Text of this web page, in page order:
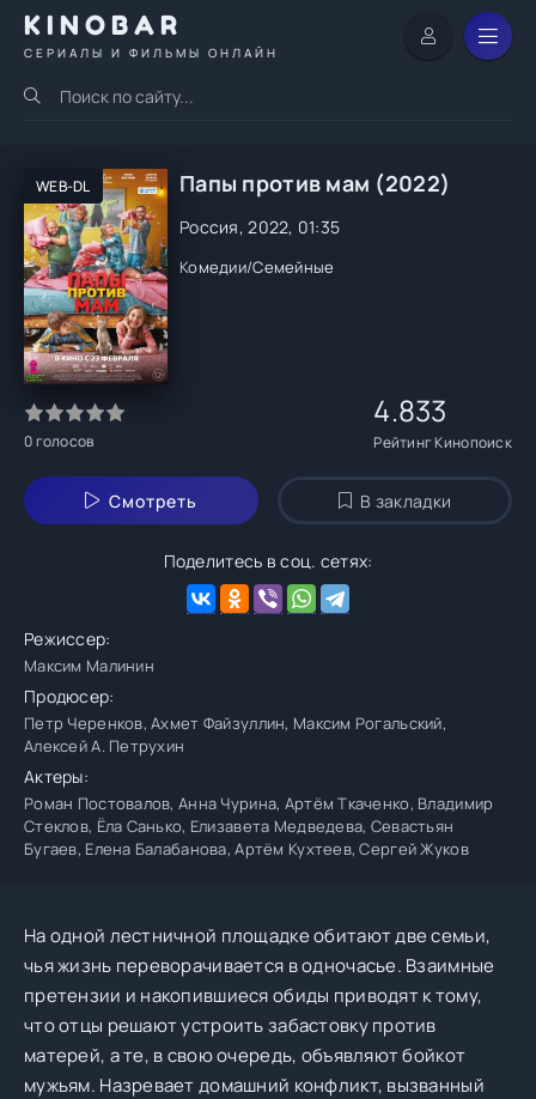
KINOBAR
СЕРИАЛЫ И ФИЛЬМЫ ОНЛАЙН
WEB-DL Папы против мам (2022)
Россия, 2022, 01:35
Комедии/Семейные
0голосов
4.833
Рейтинг Кинопоиск
Смотреть В закладки
Поделитесь в соц. сетях:
Режиссер:
Максим Малинин
Продюсер:
Петр Черенков, Ахмет Файзуллин, Максим Рогальский,
Алексей А. Петрухин
Актеры:
Роман Постовалов, Анна Чурина, Артём Ткаченко, Владимир
Стеклов, Ёла Санько, Елизавета Медведева, Севастьян
Бугаев, Елена Балабанова, Артём Кухтеев, Сергей Жуков
На одной лестничной площадке обитают две семьи,
чья жизнь переворачивается в одночасье. Взаимные
претензии и накопившиеся обиды приводят к тому,
что отцы решают устроить забастовку против
матерей, а те, в свою очередь, объявляют бойкот
мужьям. Назревает домашний конфликт, вызванный